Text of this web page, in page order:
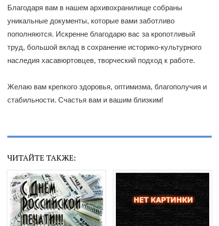
Благодаря вам в нашем архивохранилище собраны
уникальные документы, которые вами заботливо
пополняются. Искренне благодарю вас за кропотливый
труд, большой вклад в сохранение историко-культурного
наследия хасавюртовцев, творческий подход к работе.
Желаю вам крепкого здоровья, оптимизма, благополучия и
стабильности. Счастья вам и вашим близким!
ЧИТАЙТЕ ТАКЖЕ: